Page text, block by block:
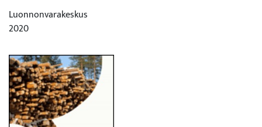
Luonnonvarakeskus
2020